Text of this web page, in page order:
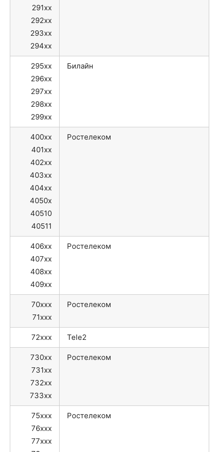
291xx
292xx
293xx
294xx
295xx
296xx
297xx
298xx
299xx
Билайн
400xx
401xx
402xx
403xx
404xx
4050x
40510
40511
Ростелеком
406xx
407xx
408xx
409xx
Ростелеком
70xxx
71xxx
Ростелеком
72xxx Tele2
730xx
731xx
732xx
733xx
Ростелеком
75xxx
76xxx
77xxx
Ростелеком